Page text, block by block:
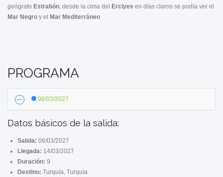
geógrafo Estrabón, desde la cima del Erciyes en días claros se podía ver el
Mar Negro y el Mar Mediterráneo
PROGRAMA
06/03/2027
Datos básicos de la salida:
Salida: 06/03/2027
Llegada: 14/03/2027
Duración: 9
Destino: Turquía, Turquía